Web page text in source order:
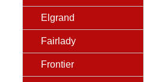
Elgrand
Fairlady
Frontier